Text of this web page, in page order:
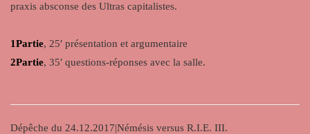
praxis absconse des Ultras capitalistes.
1Partie, 25′ présentation et argumentaire
2Partie, 35′ questions-réponses avec la salle.
Dépêche du 24.12.2017|Némésis versus R.I.E. III.